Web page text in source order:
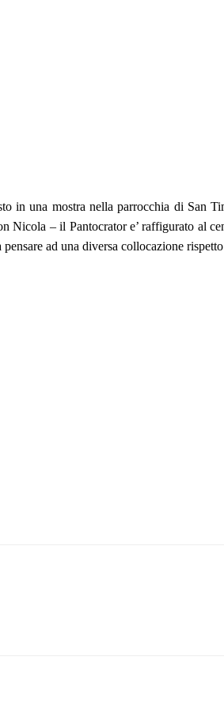
in una mostra nella parrocchia di San
Nicola – il Pantocrator e’ raffigurato al
ad una diversa collocazione